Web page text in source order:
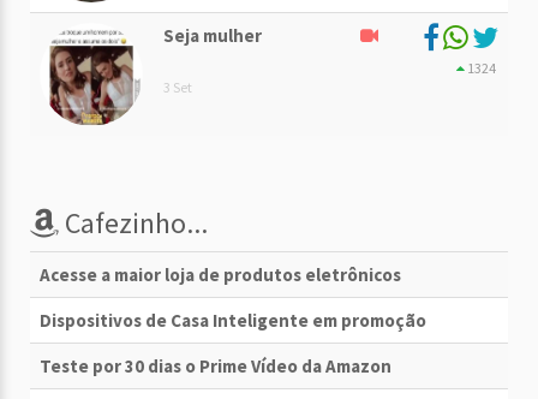
Seja mulher
3 Set
1324
Cafezinho...
Acesse a maior loja de produtos eletrônicos
Dispositivos de Casa Inteligente em promoção
Teste por 30 dias o Prime Vídeo da Amazon